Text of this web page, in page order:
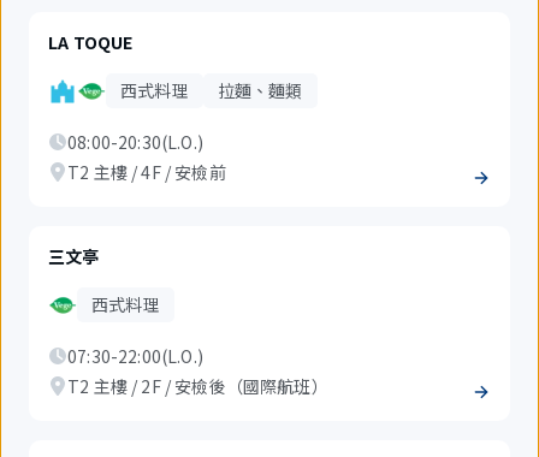
LA TOQUE
西式料理
拉麵、麵類
08:00-20:30(L.O.)
T2 主樓 / 4F / 安檢前
三文亭
西式料理
07:30-22:00(L.O.)
T2 主樓 / 2F / 安檢後（國際航班）